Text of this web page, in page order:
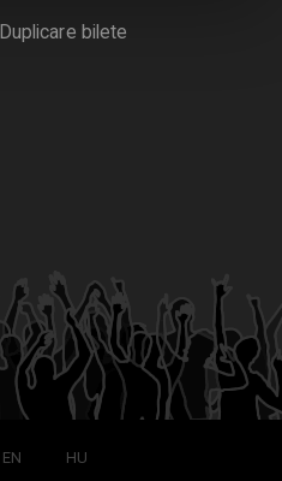
Duplicare bilete
EN HU